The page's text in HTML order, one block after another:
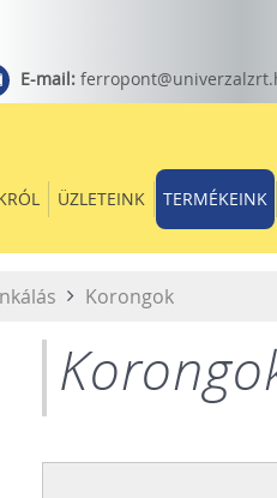
E-mail:
ÜZLETEINK TERMÉKEINK
Korongok